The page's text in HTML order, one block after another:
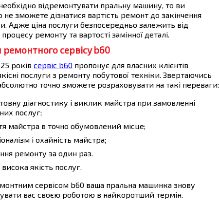
відремонтувати пральну машину, то ви
не зможете дізнатися вартість ремонт до закінчення
Адже ціна послуги безпосередньо залежить від
ремонту та вартості замінної деталі.
ремонтного сервісу b60
років сервіс b60 пропонує для власних клієнтів
послуги з ремонту побутової техніки. Звертаючись
точно зможете розраховувати на такі переваги:
діагностику і виклик майстра при замовленні
послуг;
майстра в точно обумовлений місце;
і охайність майстра;
ремонту за один раз.
якість послуг.
сервісом b60 ваша пральна машинка знову
вас своєю роботою в найкоротший термін.